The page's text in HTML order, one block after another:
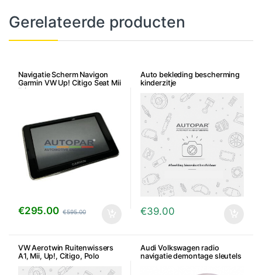
Gerelateerde producten
Navigatie Scherm Navigon
Garmin VW Up! Citigo Seat Mii
Ibiza
€295.00 €595.00
Auto bekleding bescherming
kinderzitje
€39.00
VW Aerotwin Ruitenwissers
A1, Mii, Up!, Citigo, Polo
Audi Volkswagen radio
navigatie demontage sleutels